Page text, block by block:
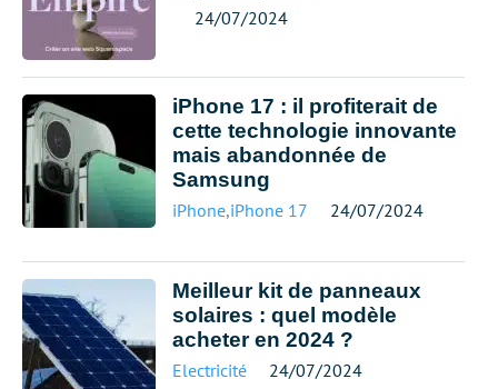
24/07/2024
iPhone 17 : il profiterait de
cette technologie innovante
mais abandonnée de
Samsung
iPhone,iPhone 17 24/07/2024
Meilleur kit de panneaux
solaires : quel modèle
acheter en 2024 ?
Electricité 24/07/2024